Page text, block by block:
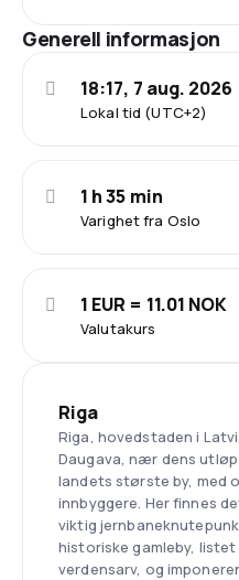
Generell informasjon
Lokal tid (UTC+2)
18:17, 7 aug. 2026
Varighet fra Oslo
1 h 35 min
Valutakurs
1 EUR = 11.01 NOK
Riga
Riga, hovedstaden i
Daugava, nær dens
landets største by, med
innbyggere. Her finnes
viktig
historiske gamleby, listet
verdensarv, og